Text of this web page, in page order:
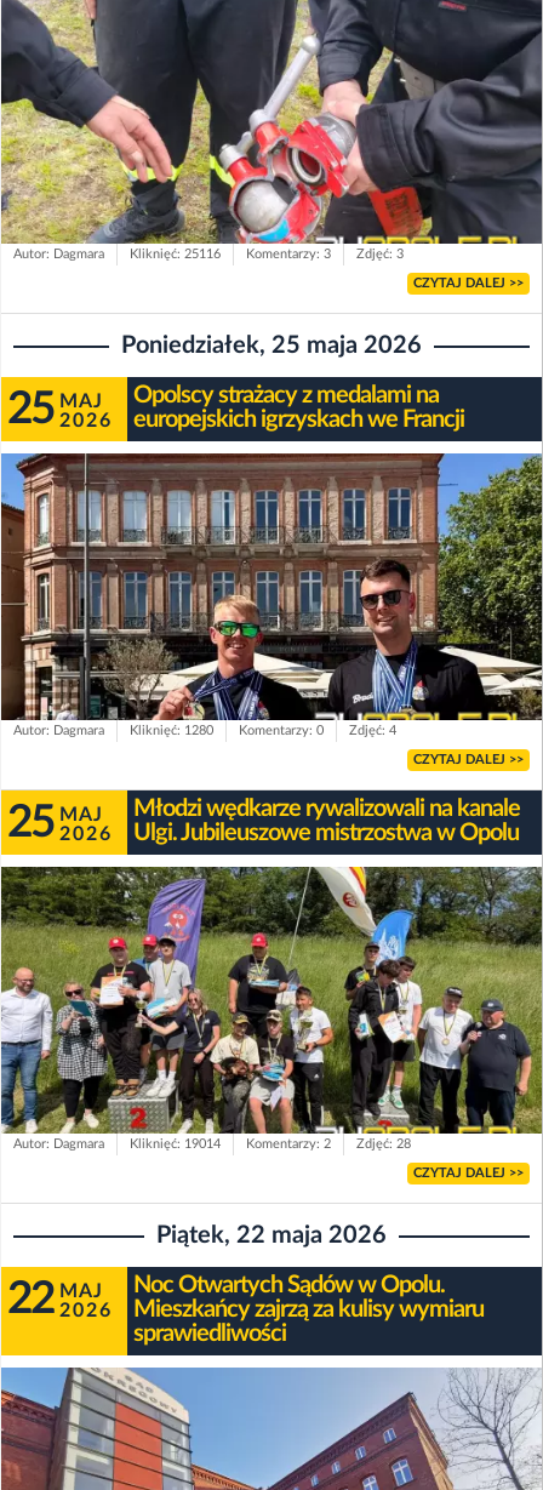
Autor: Dagmara Kliknięć: 25116 Komentarzy: 3 Zdjęć: 3
CZYTAJ DALEJ >>
Poniedziałek, 25 maja 2026
25 MAJ
2026
Opolscy strażacy z medalami na
europejskich igrzyskach we Francji
Autor: Dagmara Kliknięć: 1280 Komentarzy: 0 Zdjęć: 4
CZYTAJ DALEJ >>
25 MAJ
2026
Młodzi wędkarze rywalizowali na kanale
Ulgi. Jubileuszowe mistrzostwa w Opolu
Autor: Dagmara Kliknięć: 19014 Komentarzy: 2 Zdjęć: 28
CZYTAJ DALEJ >>
Piątek, 22 maja 2026
22 MAJ
2026
Noc Otwartych Sądów w Opolu.
Mieszkańcy zajrzą za kulisy wymiaru
sprawiedliwości